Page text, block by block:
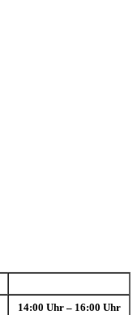
14:00 Uhr – 16:00 Uhr